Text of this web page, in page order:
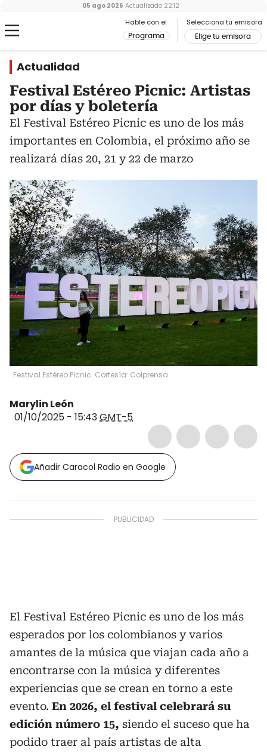
Hable con el
Programa
Selecciona tu emisora
Elige tu emisora
05 ago 2026 Actualizado 22:12
Actualidad
Festival Estéreo Picnic: Artistas
por días y boletería
El Festival Estéreo Picnic es uno de los más
importantes en Colombia, el próximo año se
realizará días 20, 21 y 22 de marzo
Festival Estéreo Picnic. Cortesía: Colprensa
Marylin León
01/10/2025 - 15:43GMT-5
Añadir Caracol Radio en Google
El Festival Estéreo Picnic es uno de los más
esperados por los colombianos y varios
amantes de la música que viajan cada año a
encontrarse con la música y diferentes
experiencias que se crean en torno a este
evento. En 2026, el festival celebrará su
edición número 15, siendo el suceso que ha
podido traer al país artistas de alta